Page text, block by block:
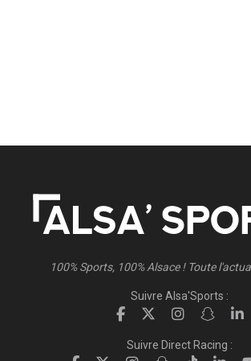
100% Sports, 100% Alsace ! Toute
Suivre Alsa'Sports :
Suivre Direct Racing :